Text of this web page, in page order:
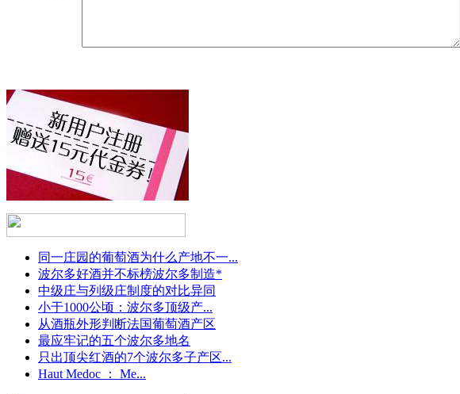
同一庄园的葡萄酒为什么产地不一...
波尔多好酒并不标榜波尔多制造*
中级庄与列级庄制度的对比异同
小于1000公顷：波尔多顶级产...
从酒瓶外形判断法国葡萄酒产区
最应牢记的五个波尔多地名
只出顶尖红酒的7个波尔多子产区...
Haut Medoc ： Me...